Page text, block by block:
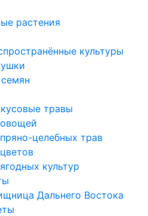
растения
культуры
травы
целебных трав
культур
Дальнего Востока